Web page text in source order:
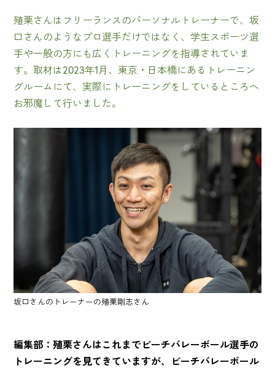
殖栗さんはフリーランスのパーソナルトレーナーで、坂
口さんのようなプロ選手だけではなく、学生スポーツ選
手や一般の方にも広くトレーニングを指導されていま
す。取材は2023年1月、東京・日本橋にあるトレーニン
グルームにて、実際にトレーニングをしているところへ
お邪魔して行いました。
坂口さんのトレーナーの殖栗剛志さん
編集部：殖栗さんはこれまでビーチバレーボール選手の
トレーニングを見てきていますが、ビーチバレーボール